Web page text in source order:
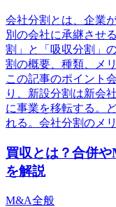
会社分割とは、企業
別の会社に承継させ
割」と「吸収分割」
割の概要、種類、メ
この記事のポイント
り、新設分割は新会
に事業を移転する。
れる。会社分割のメ
買収とは？合併
を解説
M&A全般